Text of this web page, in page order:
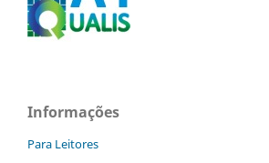
Informações
Para Leitores